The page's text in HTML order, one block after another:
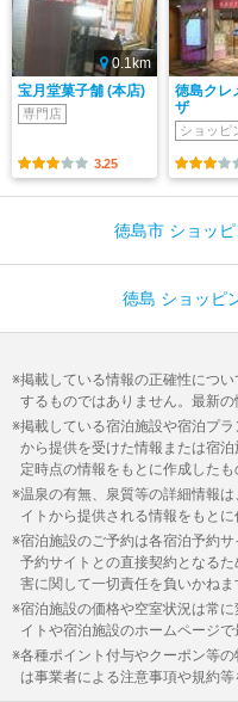
0.1km
宝月堂菓子舗 (本店)
専門店
3.25
徳島クレ
ザ
ショッピ
徳島市 ショッ
徳島 ショッピ
掲載している情報の正確性につ
するものではありません。最新の
掲載している宿泊施設や宿泊プ
から提供を受けた情報または宿
定時点の情報をもとに作成したも
温泉の有無、泉質等の詳細情報
イトから提供される情報をもとに
宿泊施設のご予約は各宿泊予約
予約サイトとの直接契約となる
害に関して一切責任を負いかねま
宿泊施設の価格や空室状況は常
イトや宿泊施設のホームページで
各種ポイント付与やクーポン等
は事業者による注意事項や規約